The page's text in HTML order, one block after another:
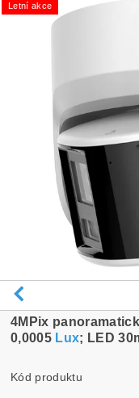
Letní akce
4MPix
0,0005 Lux; LED
Kód produktu